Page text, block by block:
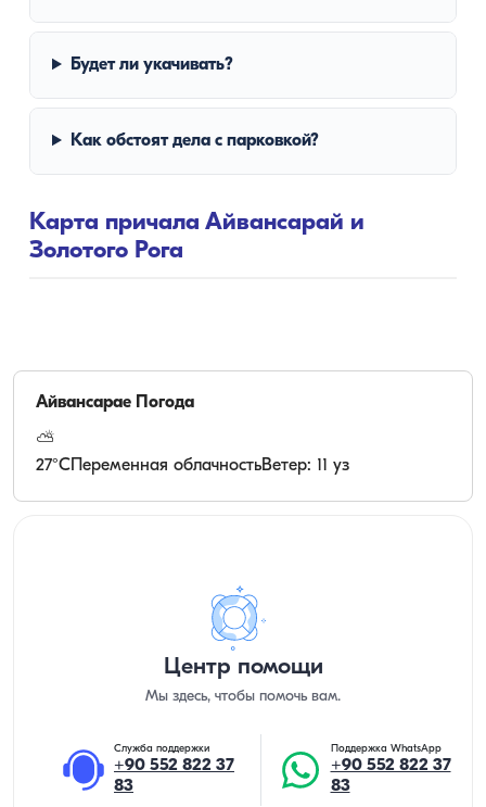
Будет ли укачивать?
Как обстоят дела с парковкой?
Карта причала Айвансарай и
Золотого Рога
Айвансарае Погода
⛅
27°CПеременная облачностьВетер: 11 уз
Центр помощи
Мы здесь, чтобы помочь вам.
Служба поддержки
+90 552 822 37
83
Поддержка WhatsApp
+90 552 822 37
83